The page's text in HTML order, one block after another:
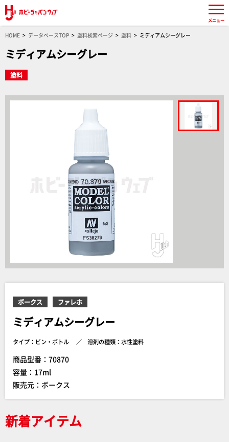
HOME データベースTOP 塗料検索ページ 塗料 ミディアムシーグレー
ミディアムシーグレー
塗料
ボークス ファレホ
ミディアムシーグレー
タイプ：ビン・ボトル 溶剤の種類：水性塗料
商品型番：70870
容量：17ml
販売元：ボークス
新着アイテム
メニュー